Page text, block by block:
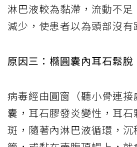
淋巴液較為黏滯，流動不足
減少，使患者以為頭部沒有
原因三：橢圓囊內耳石鬆脫
病毒經由圓窗（聽小骨連接
囊，耳石膠發炎變性，耳石
斑，隨著內淋巴液循環，沉